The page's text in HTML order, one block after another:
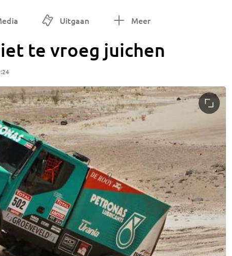
Uitgaan Meer
te vroeg juichen